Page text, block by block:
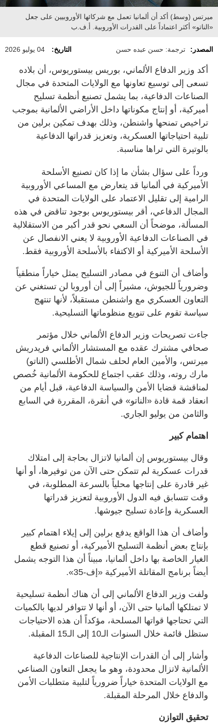
ميرتس (وسط) أكد أن ألمانيا تعمل مع شركائها الأوروبيين على جعل
«الناتو» أكثر اعتماداً على القدرات الأوروبية. أ.ف.ب
المصدر: ترجمة: حسن عبده حسن التاريخ: 04 يوليو 2026
أكد وزير الدفاع الألماني، بوريس بيستوريوس، أن بلاده
تسعى إلى توسيع تعاونها مع الولايات المتحدة في مجال
الصناعات الدفاعية، بما يشمل تصنيع أنظمة تسليح
أميركية، أو إنتاج مكوناتها داخل الأراضي الألمانية بموجب
تراخيص تمنحها واشنطن، وذلك بهدف تمكين برلين من
تلبية احتياجاتها العسكرية، وتعزيز قدراتها الدفاعية
بالوتيرة التي تراها مناسبة.
ورداً على سؤال بشأن ما إذا كان تصنيع الأسلحة
الأميركية في ألمانيا قد يتعارض مع المساعي الأوروبية
الرامية إلى تقليل الاعتماد على الولايات المتحدة في
المجال الدفاعي، أقر بيستوريوس بوجود تناقض في هذه
المسألة، موضحاً أن السعي نحو قدر أكبر من الاستقلالية
في الصناعات الدفاعية الأوروبية لا يعني الانفصال عن
الأسلحة الأميركية أو الاكتفاء بالأسلحة الأوروبية فقط.
وأضاف أن التنوع في مصادر التسليح يمثل خياراً منطقياً
وضرورياً للجيوش، مشيراً إلى أن أوروبا لن تستغني عن
التعاون العسكري مع واشنطن مستقبلاً، لأنها تنتهج
سياسة تقوم على تنويع منظوماتها التسليحية.
جاءت تصريحات وزير الدفاع الألماني خلال مؤتمر
صحافي مشترك عقده مع المستشار الألماني فريدريش
ميرتس، والأمين العام لحلف شمال الأطلسي (الناتو)
مارك روته، وذلك عقب اجتماع للحكومة الألمانية خُصص
لمناقشة قضايا الأمن والسياسة الدفاعية، قبل أيام من
انعقاد قمة قادة «الناتو» في أنقرة، المقررة في السابع
والثامن من يوليو الجاري.
اهتمام كبير
وقال بيستوريوس إن ألمانيا لاتزال بحاجة إلى امتلاك
قدرات عسكرية لم تتمكن حتى الآن من توفيرها، أو أنها
غير قادرة على إنتاجها محلياً بالسرعة المطلوبة، في
وقت تتسابق فيه الدول الأوروبية لتعزيز قدراتها
العسكرية وإعادة تسليح جيوشها.
وأضاف أن هذا الواقع يدفع برلين إلى إيلاء اهتمام كبير
بإنتاج بعض أنظمة التسليح الأميركية، أو تصنيع قطع
الغيار الخاصة بها داخل ألمانيا، مبيناً أن هذا التوجه يشمل
أيضاً برنامج المقاتلة الأميركية «إف-35».
ولفت وزير الدفاع الألماني إلى أن هناك أنظمة تسليحية
لا تمتلكها ألمانيا حتى الآن، أو أنها لا تتوافر لديها بالكميات
التي تحتاجها قواتها المسلحة، مؤكداً أن هذه الاحتياجات
ستظل قائمة خلال السنوات الـ10 إلى الـ15 المقبلة.
وأشار إلى أن القدرات الإنتاجية للصناعات الدفاعية
الألمانية لاتزال محدودة، وهو ما يجعل التعاون الصناعي
مع الولايات المتحدة خياراً ضرورياً لتلبية متطلبات الأمن
والدفاع خلال المرحلة المقبلة.
تحقيق التوازن